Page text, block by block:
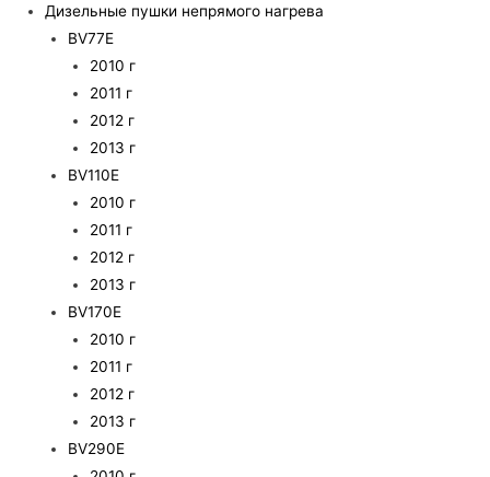
Дизельные пушки непрямого нагрева
BV77E
2010 г
2011 г
2012 г
2013 г
BV110E
2010 г
2011 г
2012 г
2013 г
BV170E
2010 г
2011 г
2012 г
2013 г
BV290E